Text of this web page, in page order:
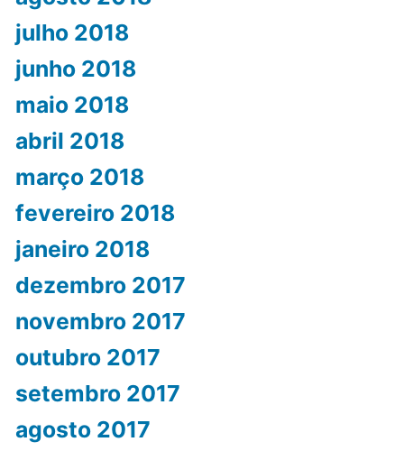
julho 2018
junho 2018
maio 2018
abril 2018
março 2018
fevereiro 2018
janeiro 2018
dezembro 2017
novembro 2017
outubro 2017
setembro 2017
agosto 2017